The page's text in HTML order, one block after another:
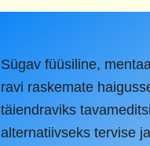
Sügav füüsiline,
ravi raskemate
täiendraviks
alternatiivseks tervise